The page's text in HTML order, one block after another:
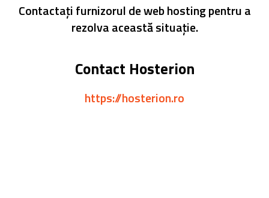
Contactați furnizorul de web hosting pentru a
rezolva această situație.
Contact Hosterion
https://hosterion.ro